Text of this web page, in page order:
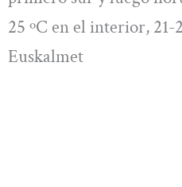
25 ºC en el interior, 21-
Euskalmet